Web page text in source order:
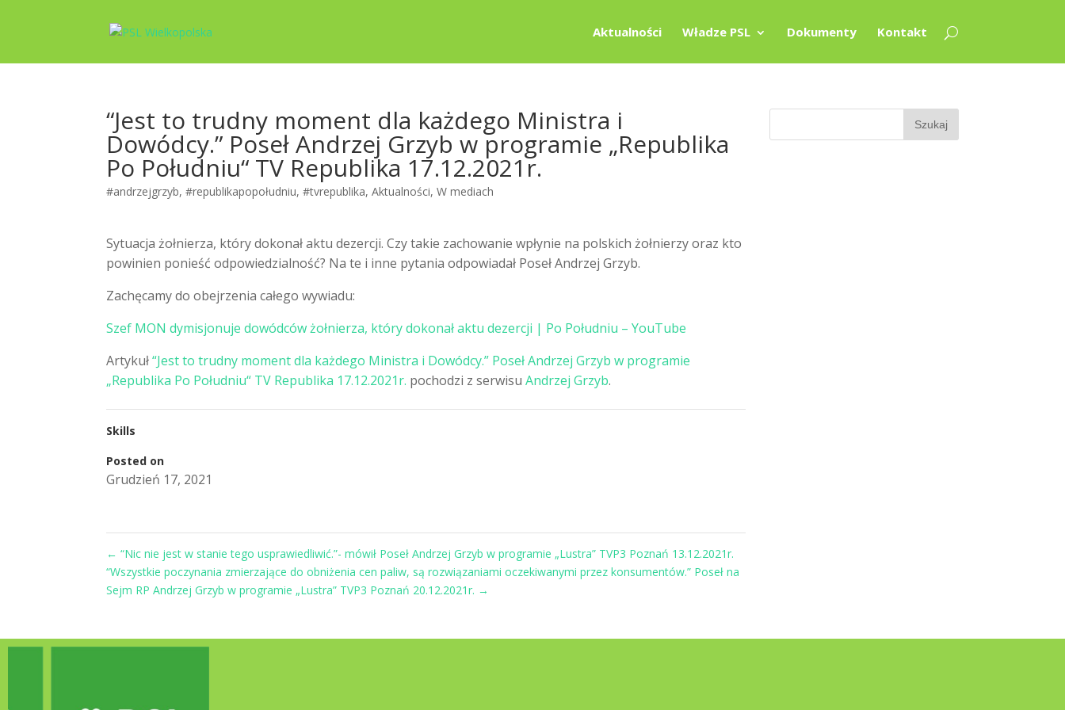
Aktualności Władze PSL Dokumenty Kontakt
“Jest to trudny moment dla każdego Ministra i
Dowódcy.” Poseł Andrzej Grzyb w programie „Republika
Po Południu“ TV Republika 17.12.2021r.
#andrzejgrzyb,#republikapopołudniu,#tvrepublika,Aktualności,W mediach
Sytuacja żołnierza, który dokonał aktu dezercji. Czy takie zachowanie wpłynie na polskich żołnierzy oraz kto
powinien ponieść odpowiedzialność? Na te i inne pytania odpowiadał Poseł Andrzej Grzyb.
Zachęcamy do obejrzenia całego wywiadu:
Szef MON dymisjonuje dowódców żołnierza, który dokonał aktu dezercji | Po Południu – YouTube
Artykuł“Jest to trudny moment dla każdego Ministra i Dowódcy.” Poseł Andrzej Grzyb w programie
„Republika Po Południu“ TV Republika 17.12.2021r. pochodzi z serwisuAndrzej Grzyb.
Skills
Posted on
Grudzień 17, 2021
← “Nic nie jest w stanie tego usprawiedliwić.”- mówił Poseł Andrzej Grzyb w programie „Lustra” TVP3 Poznań 13.12.2021r.
“Wszystkie poczynania zmierzające do obniżenia cen paliw, są rozwiązaniami oczekiwanymi przez konsumentów.” Poseł na
Sejm RP Andrzej Grzyb w programie „Lustra” TVP3 Poznań 20.12.2021r. →